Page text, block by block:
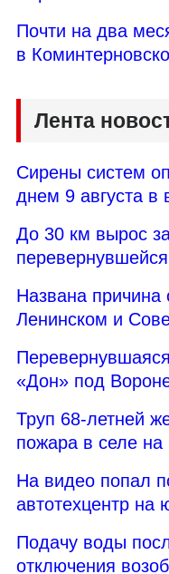
Почти на два
в
Лента
Сирены систем
днем 9 августа в
До 30 км вырос
Названа причина
Ленинском и
«Дон» под
Труп 68-летней
пожара в селе на
На видео попал
автотехцентр на
Подачу воды
отключения